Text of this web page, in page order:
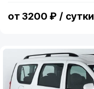
от 3200 ₽ / сутки